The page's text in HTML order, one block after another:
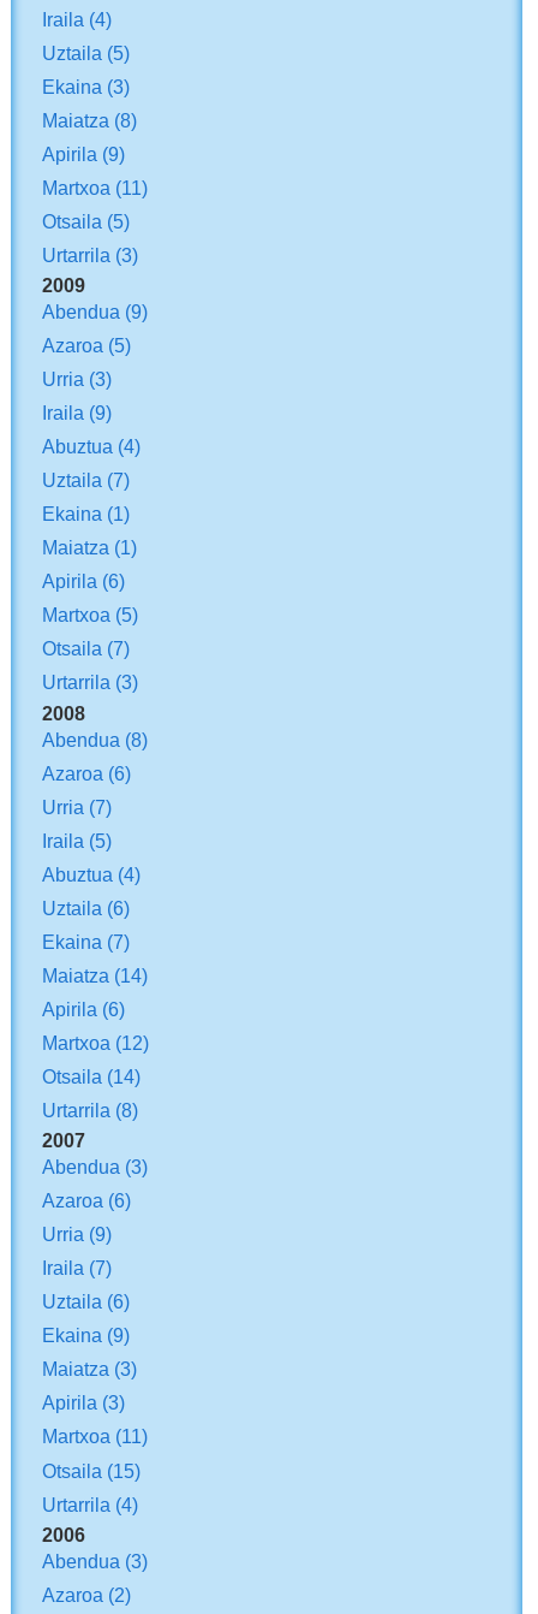
Iraila (4)
Uztaila (5)
Ekaina (3)
Maiatza (8)
Apirila (9)
Martxoa (11)
Otsaila (5)
Urtarrila (3)
2009
Abendua (9)
Azaroa (5)
Urria (3)
Iraila (9)
Abuztua (4)
Uztaila (7)
Ekaina (1)
Maiatza (1)
Apirila (6)
Martxoa (5)
Otsaila (7)
Urtarrila (3)
2008
Abendua (8)
Azaroa (6)
Urria (7)
Iraila (5)
Abuztua (4)
Uztaila (6)
Ekaina (7)
Maiatza (14)
Apirila (6)
Martxoa (12)
Otsaila (14)
Urtarrila (8)
2007
Abendua (3)
Azaroa (6)
Urria (9)
Iraila (7)
Uztaila (6)
Ekaina (9)
Maiatza (3)
Apirila (3)
Martxoa (11)
Otsaila (15)
Urtarrila (4)
2006
Abendua (3)
Azaroa (2)